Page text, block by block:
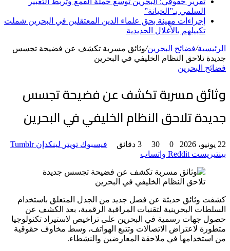
السلمي بـ”الخيانة”
إجراءات مهينة بحق علماء الدين المعتقلين في البحرين شملت
تكبيلهم بالأغلال الحديدية
الرئيسية/فضائح البحرين/وثائق مسربة تكشف عن فضيحة تجسس
جديدة تلاحق النظام الخليفي في البحرين
فضائح البحرين
وثائق مسربة تكشف عن فضيحة تجسس
جديدة تلاحق النظام الخليفي في البحرين
22 يونيو، 2026 0 3 دقائق فيسبوك تويتر لينكدإن
بينتيريست
واتساب
كشفت وثائق حديثة عن فصل جديد من الجدل المتعلق باستخدام
السلطات البحرينية لتقنيات المراقبة الرقمية، بعد الكشف عن
حصول جهات رسمية في البحرين على تراخيص لاستيراد تكنولوجيا
متطورة لاعتراض الاتصالات وتتبع الهواتف، وسط مخاوف حقوقية
من استخدامها في ملاحقة المعارضين والنشطاء.